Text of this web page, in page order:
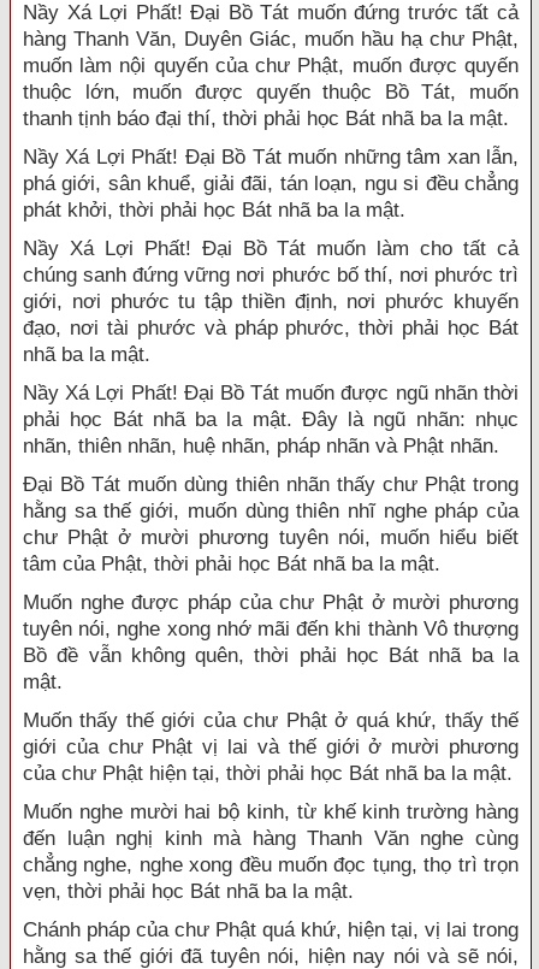
Nầy Xá Lợi Phất! Đại Bồ Tát muốn đứng trước tất cả
hàng Thanh Văn, Duyên Giác, muốn hầu hạ chư Phật,
muốn làm nội quyến của chư Phật, muốn được quyến
thuộc lớn, muốn được quyến thuộc Bồ Tát, muốn
thanh tịnh báo đại thí, thời phải học Bát nhã ba la mật.
Nầy Xá Lợi Phất! Đại Bồ Tát muốn những tâm xan lẫn,
phá giới, sân khuể, giải đãi, tán loạn, ngu si đều chẳng
phát khởi, thời phải học Bát nhã ba la mật.
Nầy Xá Lợi Phất! Đại Bồ Tát muốn làm cho tất cả
chúng sanh đứng vững nơi phước bố thí, nơi phước trì
giới, nơi phước tu tập thiền định, nơi phước khuyến
đạo, nơi tài phước và pháp phước, thời phải học Bát
nhã ba la mật.
Nầy Xá Lợi Phất! Đại Bồ Tát muốn được ngũ nhãn thời
phải học Bát nhã ba la mật. Đây là ngũ nhãn: nhục
nhãn, thiên nhãn, huệ nhãn, pháp nhãn và Phật nhãn.
Đại Bồ Tát muốn dùng thiên nhãn thấy chư Phật trong
hằng sa thế giới, muốn dùng thiên nhĩ nghe pháp của
chư Phật ở mười phương tuyên nói, muốn hiểu biết
tâm của Phật, thời phải học Bát nhã ba la mật.
Muốn nghe được pháp của chư Phật ở mười phương
tuyên nói, nghe xong nhớ mãi đến khi thành Vô thượng
Bồ đề vẫn không quên, thời phải học Bát nhã ba la
mật.
Muốn thấy thế giới của chư Phật ở quá khứ, thấy thế
giới của chư Phật vị lai và thế giới ở mười phương
của chư Phật hiện tại, thời phải học Bát nhã ba la mật.
Muốn nghe mười hai bộ kinh, từ khế kinh trường hàng
đến luận nghị kinh mà hàng Thanh Văn nghe cùng
chẳng nghe, nghe xong đều muốn đọc tụng, thọ trì trọn
vẹn, thời phải học Bát nhã ba la mật.
Chánh pháp của chư Phật quá khứ, hiện tại, vị lai trong
hằng sa thế giới đã tuyên nói, hiện nay nói và sẽ nói,